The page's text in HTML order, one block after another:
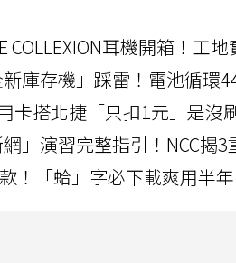
COLLEXION耳機開箱！工
庫存機」踩雷！電池循環
卡搭北捷「只扣1元」是沒
」演習完整指引！NCC揭
！「蛤」字必下載爽用半